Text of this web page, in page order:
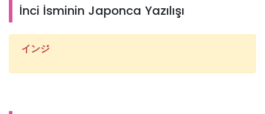
İnci İsminin Japonca Yazılışı
インジ